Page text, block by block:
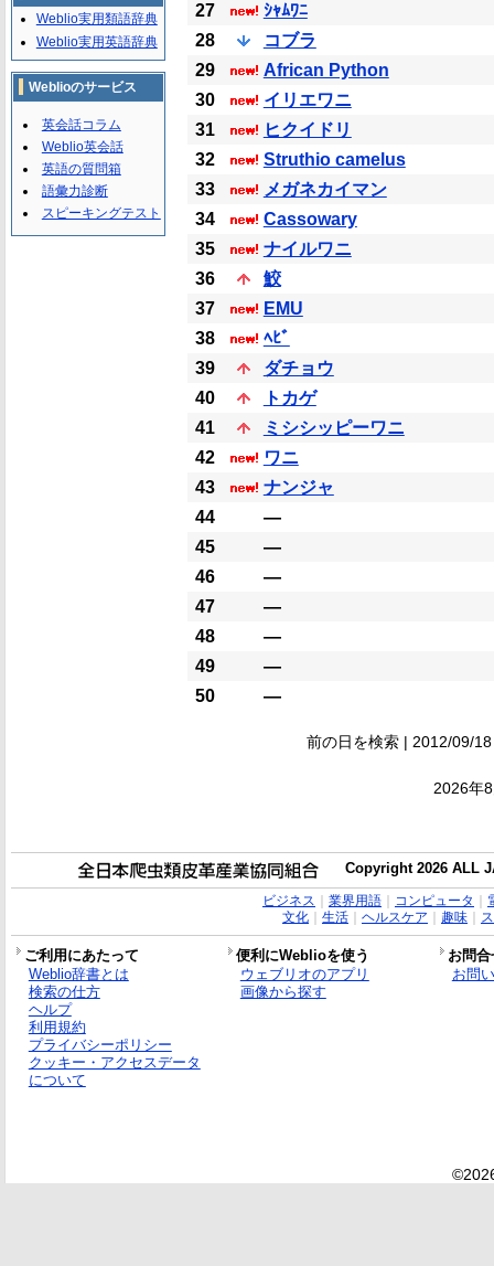
27
ｼｬﾑﾜﾆ
28
コブラ
29
African Python
30
イリエワニ
31
ヒクイドリ
32
Struthio camelus
33
メガネカイマン
34
Cassowary
35
ナイルワニ
36
鮫
37
EMU
38
ﾍﾋﾞ
39
ダチョウ
40
トカゲ
41
ミシシッピーワニ
42
ワニ
43
ナンジャ
44
―
45
―
46
―
47
―
48
―
49
―
50
―
前の日を検索 | 2012/09/
2026年
Weblio実用類語辞典
Weblio実用英語辞典
Weblioのサービス
英会話コラム
Weblio英会話
英語の質問箱
語彙力診断
スピーキングテスト
Copyright 2026 ALL
ビジネス 業界用語｜ コンピュータ
文化｜ 生活｜ ヘルスケア 趣味｜
ご利用にあたって 便利にWeblioを使う
お問
Weblio辞書とは
検索の仕方
ヘルプ
利用規約
プライバシーポリシー
クッキー・アクセスデータ
について
ウェブリオのアプリ
画像から探す
お問